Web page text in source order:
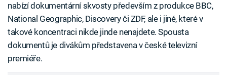
nabízí dokumentární skvosty především z produkce BBC,
National Geographic, Discovery či ZDF, ale i jiné, které v
takové koncentraci nikde jinde nenajdete. Spousta
dokumentů je divákům představena v české televizní
premiéře.